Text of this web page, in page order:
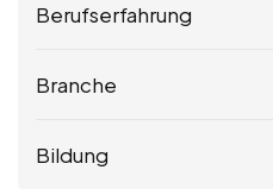
Berufserfahrung
Branche
Bildung